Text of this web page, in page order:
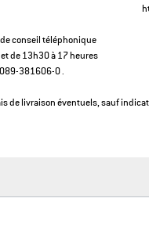
conseil téléphonique
de 13h30 à 17 heures
381606-0 .
de livraison éventuels, sauf